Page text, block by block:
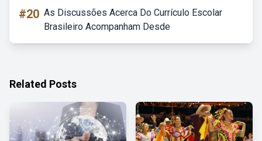
#20 As Discussões Acerca Do Currículo Escolar
Brasileiro Acompanham Desde
Related Posts